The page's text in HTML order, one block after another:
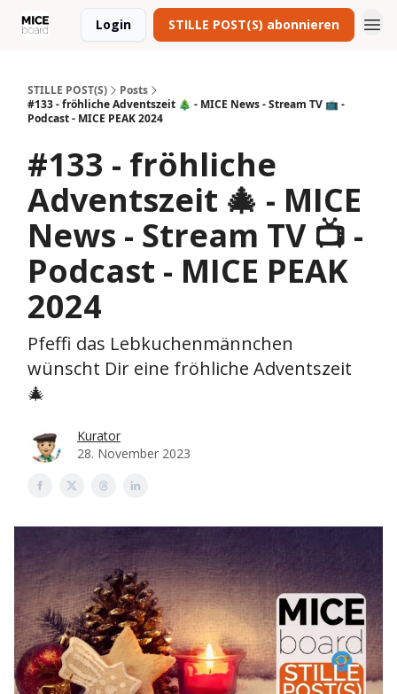
Login STILLE POST(S) abonnieren
STILLE POST(S)
Posts
#133 - fröhliche Adventszeit 🎄 - MICE News - Stream TV 📺 -
Podcast - MICE PEAK 2024
#133 - fröhliche
Adventszeit 🎄 - MICE
News - Stream TV 📺 -
Podcast - MICE PEAK
2024
Pfeffi das Lebkuchenmännchen
wünscht Dir eine fröhliche Adventszeit
🎄
Kurator
28. November 2023